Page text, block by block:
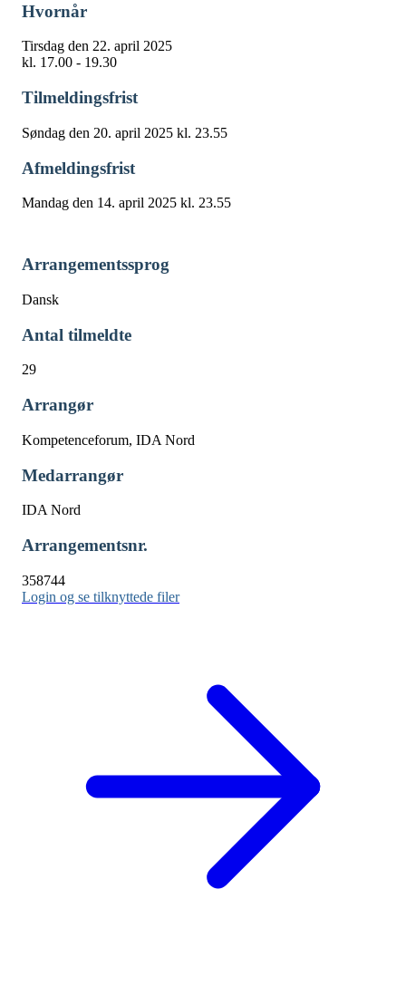
Hvornår
Tirsdag den 22. april 2025
kl. 17.00 - 19.30
Tilmeldingsfrist
Søndag den 20. april 2025 kl. 23.55
Afmeldingsfrist
Mandag den 14. april 2025 kl. 23.55
Arrangementssprog
Dansk
Antal tilmeldte
29
Arrangør
Kompetenceforum, IDA Nord
Medarrangør
IDA Nord
Arrangementsnr.
358744
Login og se tilknyttede filer